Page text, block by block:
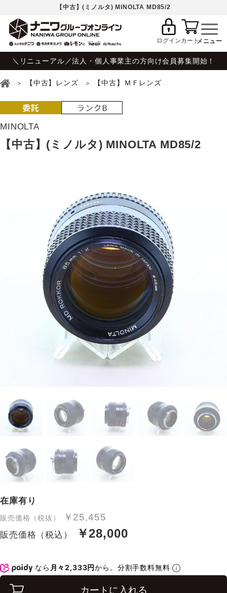
【中古】(ミノルタ) MINOLTA MD85/2
ログインカート
＼リニューアル／法人・個人事業主の方向け会員募集開始！
【中古】レンズ 【中古】ＭＦレンズ
MINOLTA
【中古】(ミノルタ) MINOLTA MD85/2
在庫有り
販売価格（税抜） ￥25,455
販売価格（税込） ￥28,000
なら 月々2,333円から。分割手数料無料
カートに入れる